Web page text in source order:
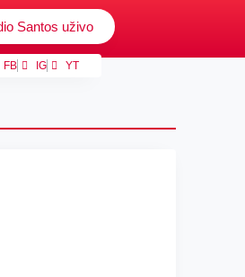
Santos uživo
FB IG YT